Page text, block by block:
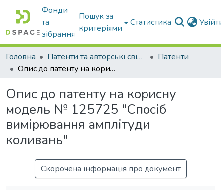
Фонди
та
зібрання
Пошук за
критеріями
Статистика
Головна Патенти та авторські свідоцтва
Патенти
Опис до патенту на корисну модель № 125725 "Спосіб вимірювання амплітуди коливань"
Опис до патенту на корисну
модель № 125725 "Спосіб
вимірювання амплітуди
коливань"
Скорочена інформація про документ